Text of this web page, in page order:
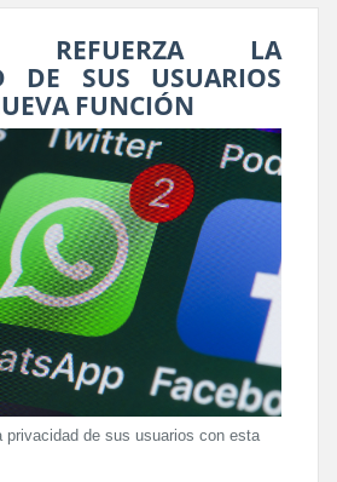
REFUERZA LA
DE SUS USUARIOS
FUNCIÓN
privacidad de sus usuarios con esta